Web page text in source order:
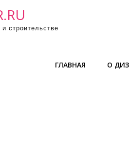
строительстве
ГЛАВНАЯ О